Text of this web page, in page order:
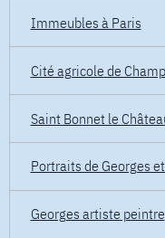
Immeubles à Paris
Cité agricole de
Saint Bonnet le
Portraits de Georges
Georges artiste peintre